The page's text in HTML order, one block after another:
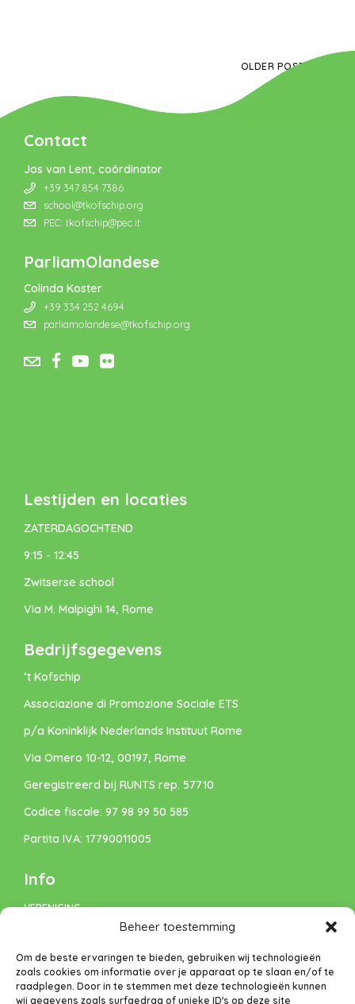
Beheer toestemming
Om de beste ervaringen te bieden, gebruiken wij technologieën
zoals cookies om informatie over je apparaat op te slaan en/of te
raadplegen. Door in te stemmen met deze technologieën kunnen
wij gegevens zoals surfgedrag of unieke ID's op deze site
OLDER POSTS
Contact
Jos van Lent, coördinator
+39 347 854 7386
school@tkofschip.org
PEC: tkofschip@pec.it
ParliamOlandese
Colinda Koster
+39 334 252 4694
parliamolandese@tkofschip.org
Lestijden en locaties
ZATERDAGOCHTEND
9:15 - 12:45
Zwitserse school
Via M. Malpighi 14, Rome
Bedrijfsgegevens
’t Kofschip
Associazione di Promozione Sociale ETS
p/a Koninklijk Nederlands Instituut Rome
Via Omero 10-12, 00197, Rome
Geregistreerd bij RUNTS rep. 57710
Codice fiscale: 97 98 99 50 585
Partita IVA: 17790011005
Info
VERENIGING
DONEREN
Privacybeleid